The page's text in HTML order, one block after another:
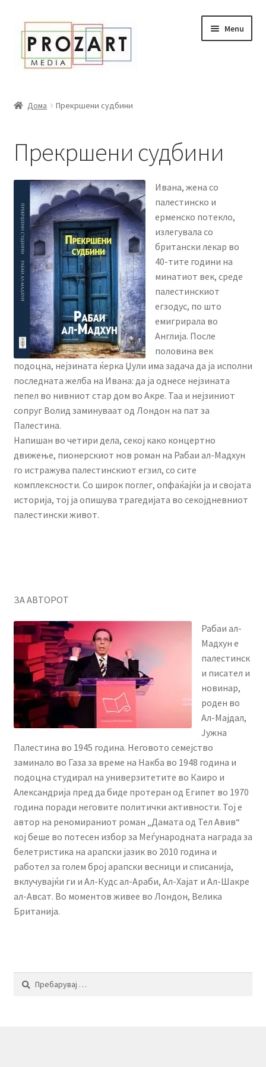
Оди
кон
навигација
Skip
content
Menu
Сите книги
Нашата мала библиотека
Новости
Промоции
Expand
menu
Литературен фестивал
Literary Agency
Корисничка сметка
menu
Дома Прекршени судбини
Прекршени судбини
Ивана, жена со
палестинско и
ерменско потекло,
излегувала со
британски лекар во
40-тите години на
минатиот век, среде
палестинскиот
егзодус, по што
емигрирала во
Англија. После
половина век
подоцна, нејзината ќерка Џули има задача да ја исполни
последната желба на Ивана: да ја однесе нејзината
пепел во нивниот стар дом во Акре. Таа и нејзиниот
сопруг Волид заминуваат од Лондон на пат за
Палестина.
Напишан во четири дела, секој како концертно
движење, пионерскиот нов роман на Рабаи ал-Мадхун
го истражува палестинскиот егзил, со сите
комплексности. Со широк поглег, опфаќајќи ја и својата
историја, тој ја опишува трагедијата во секојдневниот
палестински живот.
ЗА АВТОРОТ
Рабаи ал-
Мадхун е
палестинск
и писател и
новинар,
роден во
Ал-Maјдал,
Јужна
Палестина во 1945 година. Неговото семејство
заминало во Газа за време на Накба во 1948 година и
подоцна студирал на универзитетите во Каиро и
Александрија пред да биде протеран од Египет во 1970
година поради неговите политички активности. Тој е
автор на реномираниот роман „Дамата од Тел Авив“
кој беше во потесен избор за Меѓународната награда за
белетристика на арапски јазик во 2010 година и
работел за голем број арапски весници и списанија,
вклучувајќи ги и Ал-Кудс ал-Араби, Ал-Хајат и Ал-Шакре
ал-Авсат. Во моментов живее во Лондон, Велика
Британија.
Пребарувај